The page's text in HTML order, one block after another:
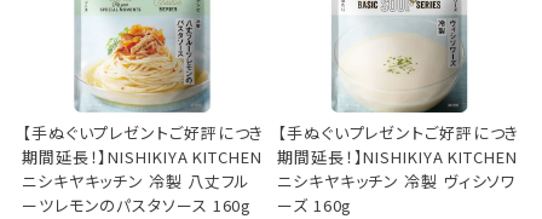
【手ぬぐいプレゼントご好評につき
期間延長！】NISHIKIYA KITCHEN
ニシキヤキッチン 冷製 八丈フル
ーツレモンのパスタソース 160g
【手ぬぐいプレゼントご好評につき
期間延長！】NISHIKIYA KITCHEN
ニシキヤキッチン 冷製 ヴィシソワ
ーズ 160g